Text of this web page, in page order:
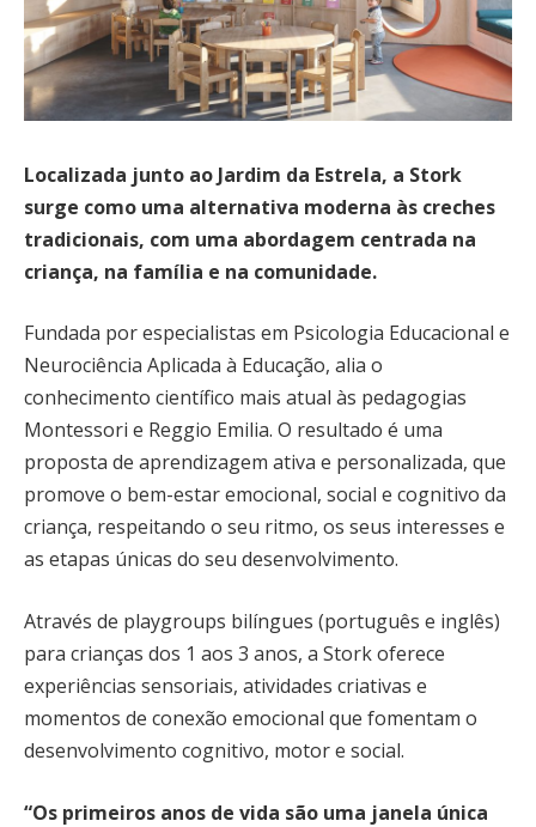
Localizada junto ao Jardim da Estrela, a Stork
surge como uma alternativa moderna às creches
tradicionais, com uma abordagem centrada na
criança, na família e na comunidade.
Fundada por especialistas em Psicologia Educacional e
Neurociência Aplicada à Educação, alia o
conhecimento científico mais atual às pedagogias
Montessori e Reggio Emilia. O resultado é uma
proposta de aprendizagem ativa e personalizada, que
promove o bem-estar emocional, social e cognitivo da
criança, respeitando o seu ritmo, os seus interesses e
as etapas únicas do seu desenvolvimento.
Através de playgroups bilíngues (português e inglês)
para crianças dos 1 aos 3 anos, a Stork oferece
experiências sensoriais, atividades criativas e
momentos de conexão emocional que fomentam o
desenvolvimento cognitivo, motor e social.
“Os primeiros anos de vida são uma janela única